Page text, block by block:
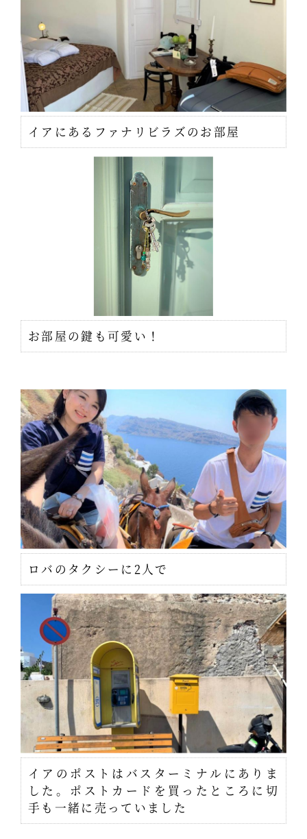
イアにあるファナリビラズのお部屋
お部屋の鍵も可愛い！
ロバのタクシーに2人で
イアのポストはバスターミナルにありま
した。ポストカードを買ったところに切
手も一緒に売っていました